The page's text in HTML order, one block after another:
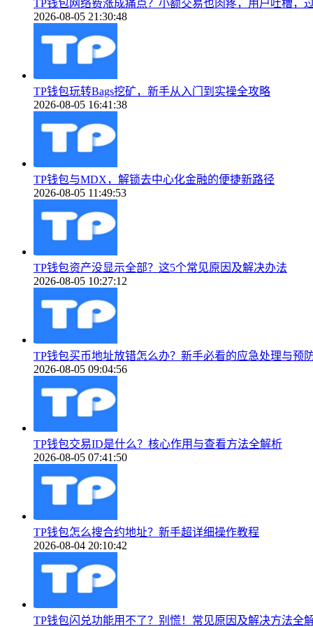
TP钱包网络费涨成痛点？小额交易也肉疼，用户吐槽，
2026-08-05 21:30:48
TP钱包玩转Bags挖矿，新手从入门到实操全攻略
2026-08-05 16:41:38
TP钱包与MDX，解锁去中心化金融的便捷新路径
2026-08-05 11:49:53
TP钱包资产没显示全部？这5个常见原因及解决办法
2026-08-05 10:27:12
TP钱包买币地址放错怎么办？新手必看的应急处理与预
2026-08-05 09:04:56
TP钱包交易ID是什么？核心作用与查看方法全解析
2026-08-05 07:41:50
TP钱包怎么搜合约地址？新手超详细操作教程
2026-08-04 20:10:42
TP钱包闪兑功能用不了？别慌！常见原因及解决方法全